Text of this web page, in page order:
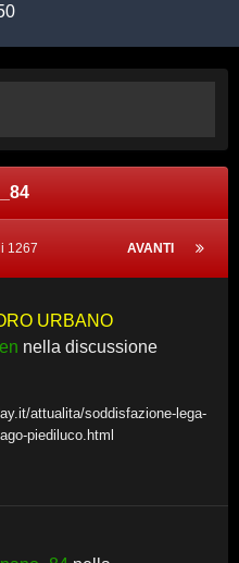
AVANTI
1267
URBANO
nella discussione
attualita/soddisfazione-lega-
piediluco.html